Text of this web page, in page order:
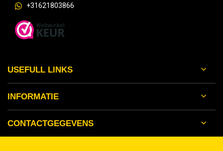
+31621803866
USEFULL LINKS
INFORMATIE
CONTACTGEGEVENS